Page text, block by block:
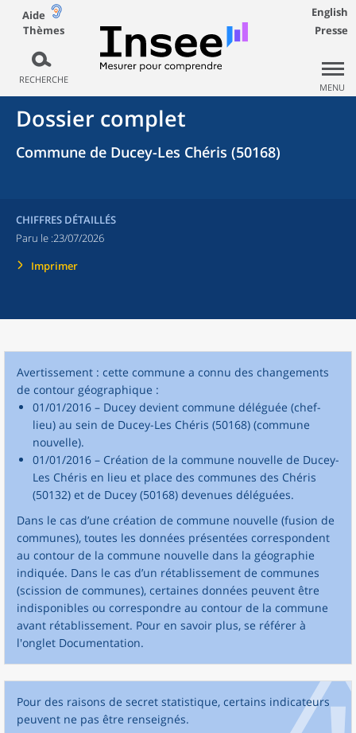
Aide
Thèmes
RECHERCHE
English
Presse
MENU
Dossier complet
Commune de Ducey-Les Chéris (50168)
CHIFFRES DÉTAILLÉS
Paru le :23/07/2026
Imprimer
Avertissement : cette commune a connu des changements
de contour géographique :
01/01/2016 – Ducey devient commune déléguée (chef-
lieu) au sein de Ducey-Les Chéris (50168) (commune
nouvelle).
01/01/2016 – Création de la commune nouvelle de Ducey-
Les Chéris en lieu et place des communes des Chéris
(50132) et de Ducey (50168) devenues déléguées.
Dans le cas d’une création de commune nouvelle (fusion de
communes), toutes les données présentées correspondent
au contour de la commune nouvelle dans la géographie
indiquée. Dans le cas d’un rétablissement de communes
(scission de communes), certaines données peuvent être
indisponibles ou correspondre au contour de la commune
avant rétablissement. Pour en savoir plus, se référer à
l'onglet Documentation.
Pour des raisons de secret statistique, certains indicateurs
peuvent ne pas être renseignés.